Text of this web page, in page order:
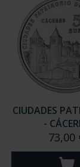
CIUDADES
-
73,00